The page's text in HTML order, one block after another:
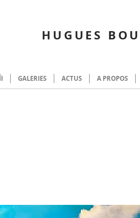
HUGUES
GALERIES ACTUS A PROPOS